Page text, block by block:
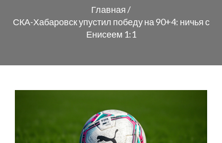
Главная/
СКА-Хабаровск упустил победу на 90+4: ничья с
Енисеем 1:1